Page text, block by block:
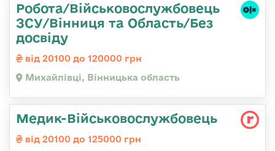
Робота/Військовослужбовець
ЗСУ/Вінниця та Область/Без
досвіду
від 20100 до 120000 грн
Михайлівці, Вінницька область
Медик-Військовослужбовець
від 20100 до 125000 грн